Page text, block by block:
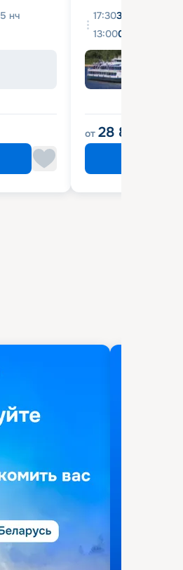
5 нч
17:3031 августа
13:0004 сентября
от 28 800